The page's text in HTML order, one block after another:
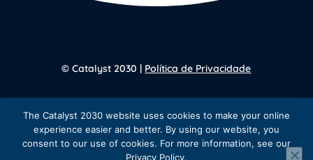
© Catalyst 2030 | Política de Privacidade
Voltar para a página inicial
The Catalyst 2030 website uses cookies to make your online
experience easier and better. By using our website, you
consent to our use of cookies. For more information, see our
Privacy Policy.